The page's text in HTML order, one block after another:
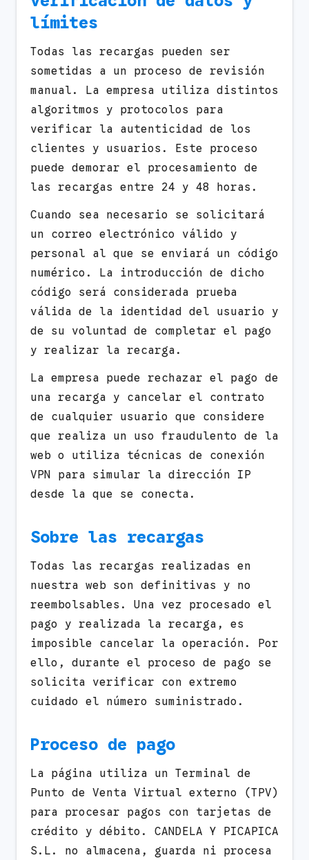
límites
Todas las recargas pueden ser
sometidas a un proceso de revisión
manual. La empresa utiliza distintos
algoritmos y protocolos para
verificar la autenticidad de los
clientes y usuarios. Este proceso
puede demorar el procesamiento de
las recargas entre 24 y 48 horas.
Cuando sea necesario se solicitará
un correo electrónico válido y
personal al que se enviará un código
numérico. La introducción de dicho
código será considerada prueba
válida de la identidad del usuario y
de su voluntad de completar el pago
y realizar la recarga.
La empresa puede rechazar el pago de
una recarga y cancelar el contrato
de cualquier usuario que considere
que realiza un uso fraudulento de la
web o utiliza técnicas de conexión
VPN para simular la dirección IP
desde la que se conecta.
Sobre las recargas
Todas las recargas realizadas en
nuestra web son definitivas y no
reembolsables. Una vez procesado el
pago y realizada la recarga, es
imposible cancelar la operación. Por
ello, durante el proceso de pago se
solicita verificar con extremo
cuidado el número suministrado.
Proceso de pago
La página utiliza un Terminal de
Punto de Venta Virtual externo (TPV)
para procesar pagos con tarjetas de
crédito y débito. CANDELA Y PICAPICA
S.L. no almacena, guarda ni procesa